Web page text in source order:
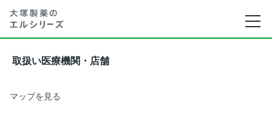
取扱い医療機関・店舗
マップを見る